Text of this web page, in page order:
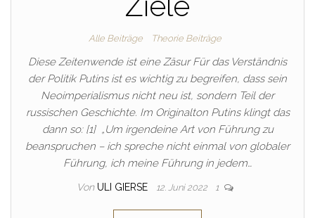
Alle Beiträge Theorie Beiträge
Diese Zeitenwende ist eine Zäsur Für das Verständnis
der Politik Putins ist es wichtig zu begreifen, dass sein
Neoimperialismus nicht neu ist, sondern Teil der
russischen Geschichte. Im Originalton Putins klingt das
dann so: [1] „Um irgendeine Art von Führung zu
beanspruchen – ich spreche nicht einmal von globaler
Führung, ich meine Führung in jedem…
Von ULI GIERSE 12. Juni 2022 1